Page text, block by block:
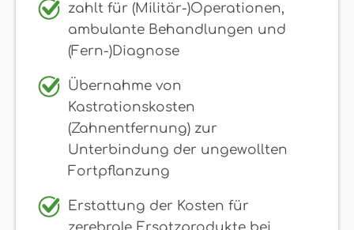
zahlt für (Militär-)Operationen,
ambulante Behandlungen und
(Fern-)Diagnose
Übernahme von
Kastrationskosten
(Zahnentfernung) zur
Unterbindung der ungewollten
Fortpflanzung
Erstattung der Kosten für